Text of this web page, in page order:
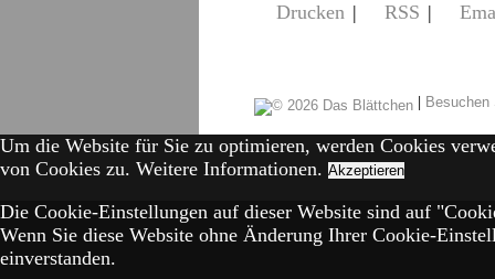
Drucken | RSS |
|
Um die Website für Sie zu optimieren, werden Cookies
von Cookies zu. Weitere Informationen. Akzeptieren
Die Cookie-Einstellungen auf dieser Website sind auf
Wenn Sie diese Website ohne Änderung Ihrer Cookie-
einverstanden.